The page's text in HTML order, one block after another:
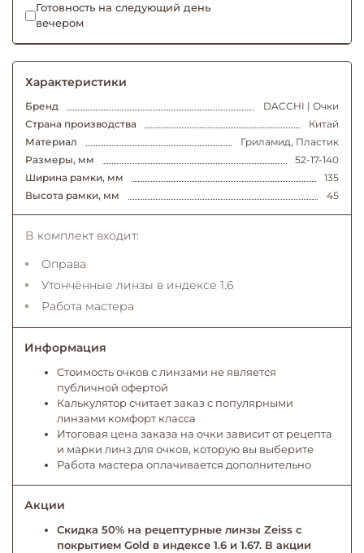
Готовность на следующий день
вечером
Характеристики
Бренд
DACCHI | Очки
Страна производства
Китай
Материал
Гриламид, Пластик
Размеры, мм
52-17-140
Ширина рамки, мм
135
Высота рамки, мм
45
В комплект входит:
Оправа
Утончённые линзы в индексе 1.6
Работа мастера
Информация
Стоимость очков с линзами не является
публичной офертой
Калькулятор считает заказ с популярными
линзами комфорт класса
Итоговая цена заказа на очки зависит от рецепта
и марки линз для очков, которую вы выберите
Работа мастера оплачивается дополнительно
Акции
Скидка 50% на рецептурные линзы Zeiss с
покрытием Gold в индексе 1.6 и 1.67. В акции